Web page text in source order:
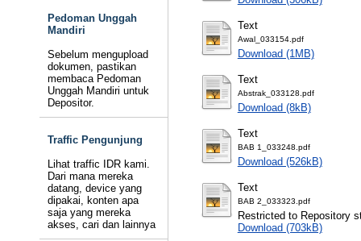
Pedoman Unggah
Mandiri
Sebelum mengupload
dokumen, pastikan
membaca Pedoman
Unggah Mandiri untuk
Depositor.
Traffic Pengunjung
Lihat traffic IDR kami.
Dari mana mereka
datang, device yang
dipakai, konten apa
saja yang mereka
akses, cari dan lainnya
Text
Awal_033154.pdf
Download (1MB)
Text
Abstrak_033128.pdf
Download (8kB)
Text
BAB 1_033248.pdf
Download (526kB)
Text
BAB 2_033323.pdf
Restricted to Repository
Download (703kB)